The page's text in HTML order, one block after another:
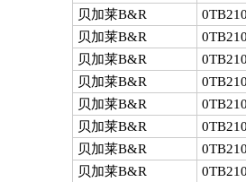
贝加莱B&R
贝加莱B&R
贝加莱B&R
贝加莱B&R
贝加莱B&R
贝加莱B&R
贝加莱B&R
贝加莱B&R